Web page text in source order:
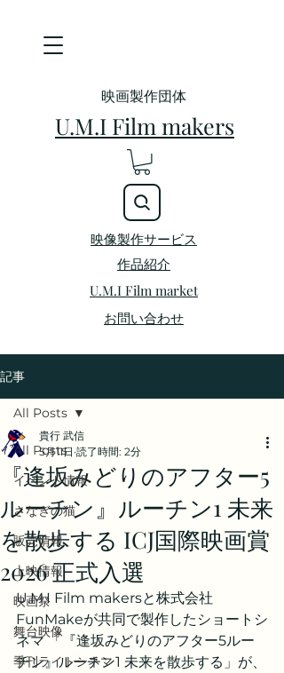
映画製作団体
U.M.I Film makers
映像製作サービス
U.M.I Film market
​作品紹介
お問い合わせ
記事
All Posts
イベント情報
さなぎの猫
販売情報
上映情報
映画祭
舞台映像
季刊ライトシネマ
All Posts
『逢坂みどりのアフター5
ルーチン』ルーチン1 未来
を散歩する ICJ国際映画賞
2026 正式入選
貴行 武信
5月11日 読了時間: 2分
U.M.I Film makersと株式会社
FunMakeが共同で製作したショートシ
ネマ 「『逢坂みどりのアフター5ルー
チン』ルーチン1 未来を散歩する」が、